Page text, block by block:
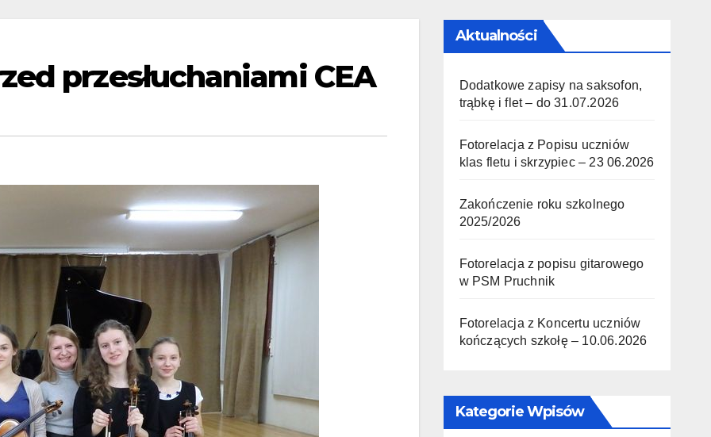
przesłuchaniami CEA
Aktualności
Dodatkowe zapisy na saksofon,
trąbkę i flet – do 31.07.2026
Fotorelacja z Popisu uczniów
klas fletu i skrzypiec – 23 06.2026
Zakończenie roku szkolnego
2025/2026
Fotorelacja z popisu gitarowego
w PSM Pruchnik
Fotorelacja z Koncertu uczniów
kończących szkołę – 10.06.2026
Kategorie Wpisów